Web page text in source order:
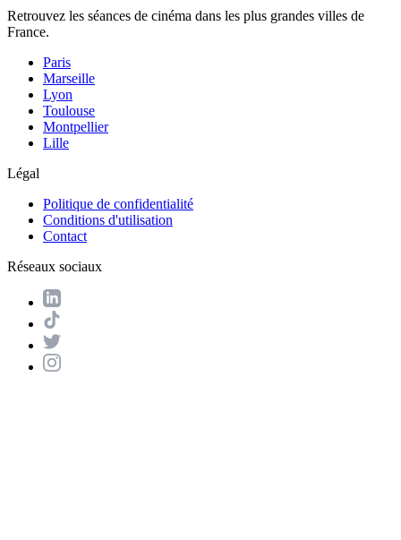
Retrouvez les séances de cinéma dans les plus grandes villes de
France.
Paris
Marseille
Lyon
Toulouse
Montpellier
Lille
Légal
Politique de confidentialité
Conditions d'utilisation
Contact
Réseaux sociaux